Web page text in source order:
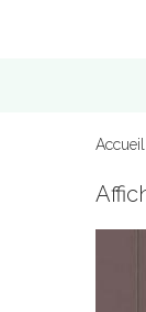
Accueil